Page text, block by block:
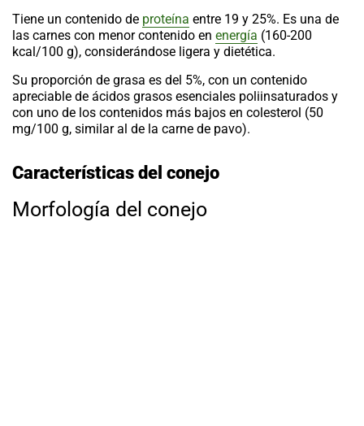
Tiene un contenido de proteína entre 19 y 25%. Es una de
las carnes con menor contenido en energía (160-200
kcal/100 g), considerándose ligera y dietética.
Su proporción de grasa es del 5%, con un contenido
apreciable de ácidos grasos esenciales poliinsaturados y
con uno de los contenidos más bajos en colesterol (50
mg/100 g, similar al de la carne de pavo).
Características del conejo
Morfología del conejo